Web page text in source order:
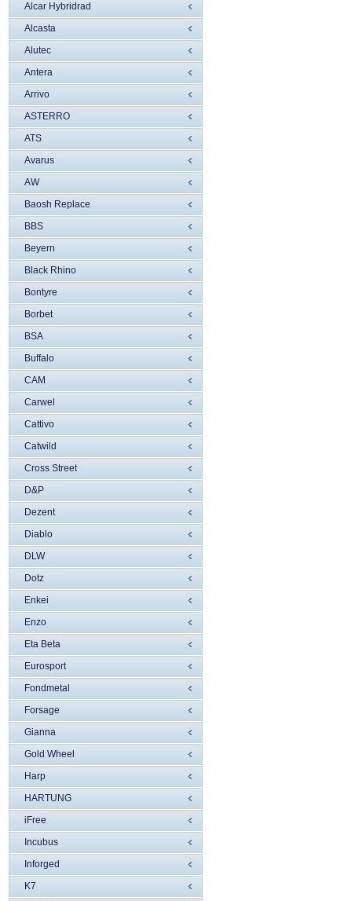
Alcar Hybridrad
Alcasta
Alutec
Antera
Arrivo
ASTERRO
ATS
Avarus
AW
Baosh Replace
BBS
Beyern
Black Rhino
Bontyre
Borbet
BSA
Buffalo
CAM
Carwel
Cattivo
Catwild
Cross Street
D&P
Dezent
Diablo
DLW
Dotz
Enkei
Enzo
Eta Beta
Eurosport
Fondmetal
Forsage
Gianna
Gold Wheel
Harp
HARTUNG
iFree
Incubus
Inforged
K7